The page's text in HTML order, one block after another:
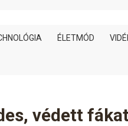
ÉLETMÓD
védett